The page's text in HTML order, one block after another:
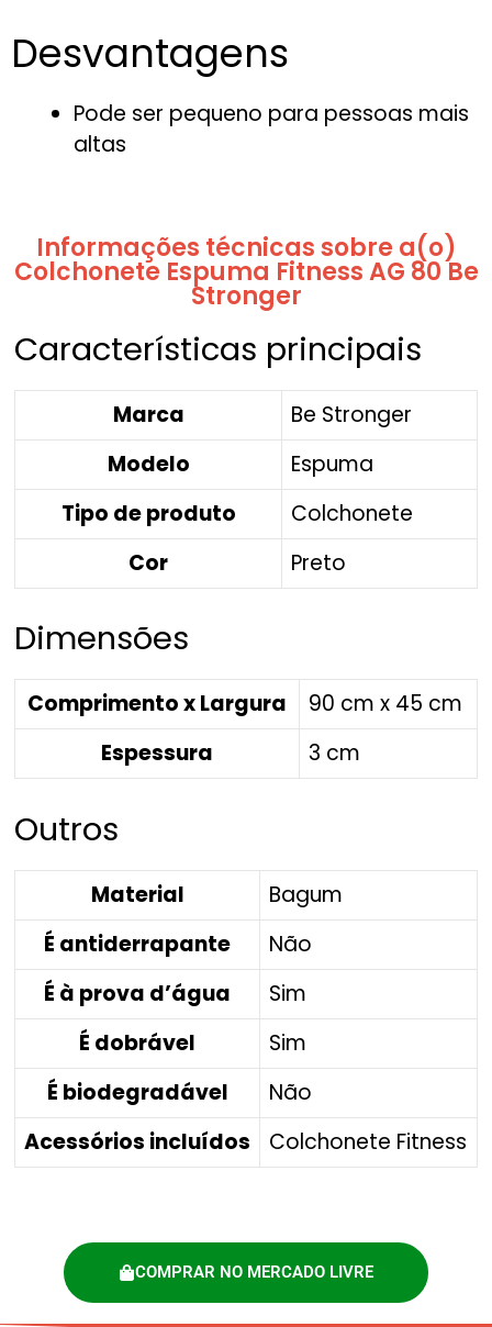
Desvantagens
Pode ser pequeno para pessoas mais
altas
Informações técnicas sobre a(o)
Colchonete Espuma Fitness AG 80 Be
Stronger
Características principais
Marca
Be Stronger
Modelo
Espuma
Tipo de produto
Colchonete
Cor
Preto
Dimensões
Comprimento x Largura
90 cm x 45 cm
Espessura
3 cm
Outros
Material
Bagum
É antiderrapante
Não
É à prova d’água
Sim
É dobrável
Sim
É biodegradável
Não
Acessórios incluídos
Colchonete Fitness
COMPRAR NO MERCADO LIVRE